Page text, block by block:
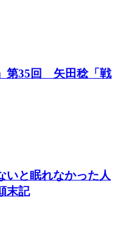
第35回 矢田稔「戦
いと眠れなかった人
末記